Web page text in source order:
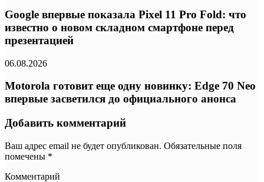
Google впервые показала Pixel 11 Pro Fold: что
известно о новом складном смартфоне перед
презентацией
06.08.2026
Motorola готовит еще одну новинку: Edge 70 Neo
впервые засветился до официального анонса
Добавить комментарий
Ваш адрес email не будет опубликован. Обязательные поля
помечены *
Комментарий